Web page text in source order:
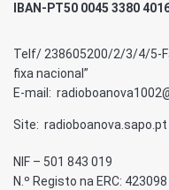
IBAN-PT50 0045 3380
Telf/ 238605200/2/3/4/5-
fixa nacional”
E-mail:
Site: radioboanova.sapo.pt
NIF – 501 843 019
N.º Registo na ERC: 423098